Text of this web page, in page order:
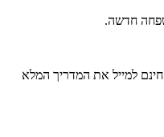
חדשה.
למייל את המדריך המלא